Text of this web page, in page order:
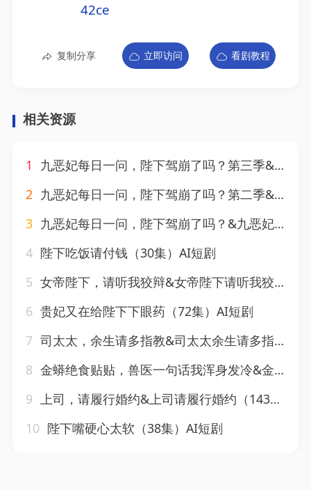
42ce
复制分享 立即访问 看剧教程
相关资源
1
九恶妃每日一问，陛下驾崩了吗？第三季&九恶妃每日一问陛下驾崩了吗第三季（115集）AI短剧
2 九恶妃每日一问，陛下驾崩了吗？第二季&九恶妃每日一问陛下驾崩了吗第二季（100集）AI短剧
3 九恶妃每日一问，陛下驾崩了吗？&九恶妃每日一问陛下驾崩了吗？（72集）AI短剧
4 陛下吃饭请付钱（30集）AI短剧
5 女帝陛下，请听我狡辩&女帝陛下请听我狡辩（104集）AI短剧
6 贵妃又在给陛下下眼药（72集）AI短剧
7 司太太，余生请多指教&司太太余生请多指教（46集）AI短剧
8 金蟒绝食贴贴，兽医一句话我浑身发冷&金蟒绝食贴贴兽医一句话我浑身发冷（61集）AI短剧
9 上司，请履行婚约&上司请履行婚约（143集）AI短剧
10 陛下嘴硬心太软（38集）AI短剧